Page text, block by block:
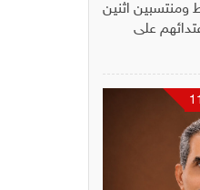
ومنتسبين اثنين
على